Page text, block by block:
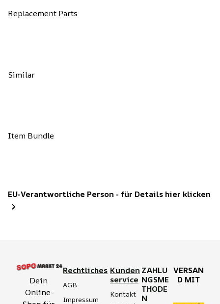
Replacement Parts
Similar
Item Bundle
EU-Verantwortliche Person - für Details hier klicken
Dein
Online-
Rechtliches
AGB
Impressum
Kunden
service
Kontakt
ZAHLU
NGSME
THODE
N
VERSAN
D MIT